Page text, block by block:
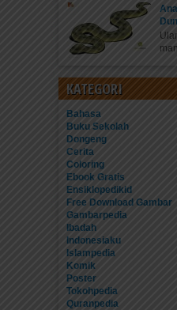
KATEGORI
Bahasa
Buku Sekolah
Dongeng
Cerita
Coloring
Ebook Gratis
Ensiklopedikid
Free Download Gambar
Gambarpedia
Ibadah
Indonesiaku
Islampedia
Komik
Poster
Tokohpedia
Quranpedia